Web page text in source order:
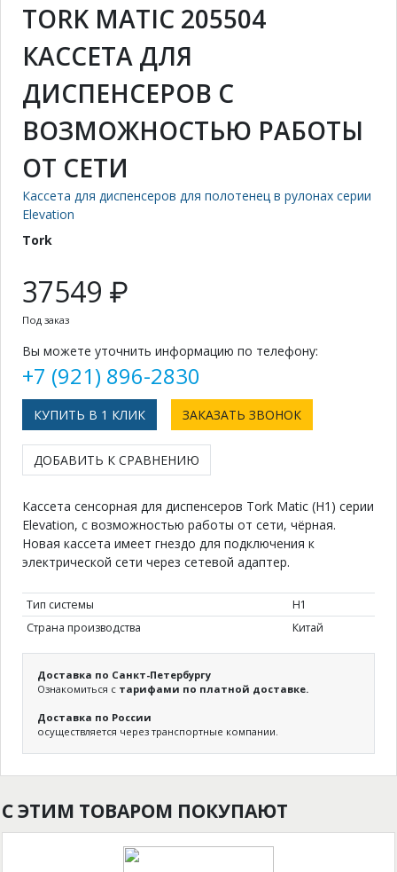
TORK MATIC 205504
КАССЕТА ДЛЯ
ДИСПЕНСЕРОВ C
ВОЗМОЖНОСТЬЮ РАБОТЫ
ОТ СЕТИ
Кассета для диспенсеров для полотенец в рулонах серии
Elevation
Tork
37549 ₽
Под заказ
Вы можете уточнить информацию по телефону:
+7 (921) 896-2830
КУПИТЬ В 1 КЛИК ЗАКАЗАТЬ ЗВОНОК
ДОБАВИТЬ К СРАВНЕНИЮ
Кассета сенсорная для диспенсеров Tork Matic (H1) серии
Elevation, c возможностью работы от сети, чёрная.
Новая кассета имеет гнездо для подключения к
электрической сети через сетевой адаптер.
Тип системы
Н1
Страна производства
Китай
Доставка по Санкт-Петербургу
Ознакомиться с тарифами по платной доставке.
Доставка по России
осуществляется через транспортные компании.
С ЭТИМ ТОВАРОМ ПОКУПАЮТ